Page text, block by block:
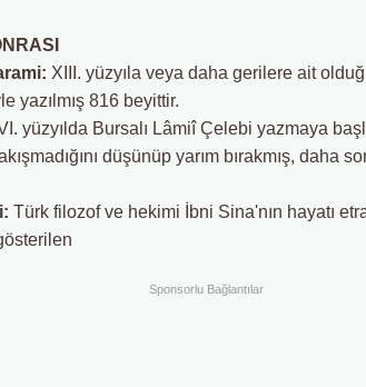
XIII. yüzyıla veya daha gerilere ait
yazılmış 816 beyittir.
yüzyılda Bursalı Lâmiî Çelebi yazmaya
düşünüp yarım bırakmış, daha
Türk filozof ve hekimi İbni Sina'nın hayatı
Sponsorlu Bağlantılar